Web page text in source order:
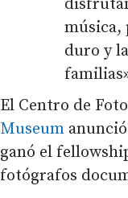
música,
duro y
El Centro de
Museum
ganó el
fotógrafos